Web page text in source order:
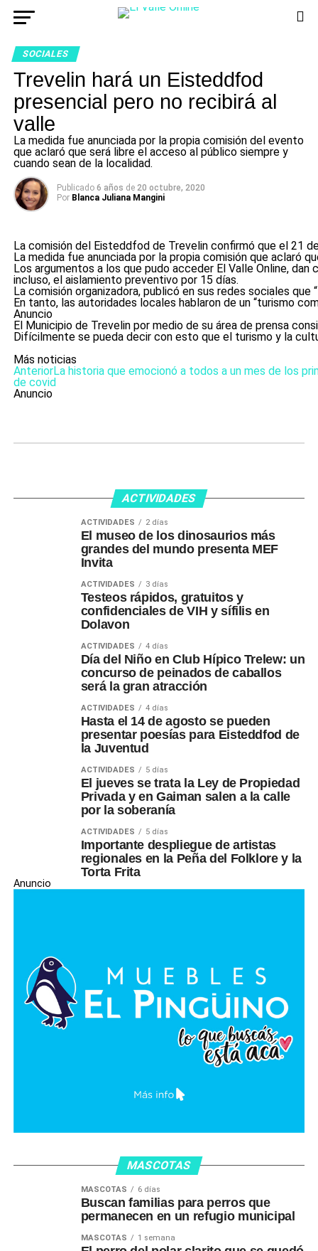
SOCIALES
Trevelin hará un Eisteddfod
presencial pero no recibirá al
valle
La medida fue anunciada por la propia comisión del evento
que aclaró que será libre el acceso al público siempre y
cuando sean de la localidad.
Publicado 6 años de 20 octubre, 2020
Por Blanca Juliana Mangini
La comisión del Eisteddfod de Trevelin confirmó que el 21
La medida fue anunciada por la propia comisión que aclaró
Los argumentos a los que pudo acceder El Valle Online,
incluso, el aislamiento preventivo por 15 días.
La comisión organizadora, publicó en sus redes sociales
En tanto, las autoridades locales hablaron de un “turismo
Anuncio
El Municipio de Trevelin por medio de su área de prensa
Difícilmente se pueda decir con esto que el turismo y la
Más noticias
AnteriorLa historia que emocionó a todos a un mes de los
de covid
Anuncio
ACTIVIDADES
ACTIVIDADES 2 días
El museo de los dinosaurios más
grandes del mundo presenta MEF
Invita
ACTIVIDADES 3 días
Testeos rápidos, gratuitos y
confidenciales de VIH y sífilis en
Dolavon
ACTIVIDADES 4 días
Día del Niño en Club Hípico Trelew: un
concurso de peinados de caballos
será la gran atracción
ACTIVIDADES 4 días
Hasta el 14 de agosto se pueden
presentar poesías para Eisteddfod de
la Juventud
ACTIVIDADES 5 días
El jueves se trata la Ley de Propiedad
Privada y en Gaiman salen a la calle
por la soberanía
ACTIVIDADES 5 días
Importante despliegue de artistas
regionales en la Peña del Folklore y la
Torta Frita
Anuncio
MASCOTAS
MASCOTAS 6 días
Buscan familias para perros que
permanecen en un refugio municipal
MASCOTAS 1 semana